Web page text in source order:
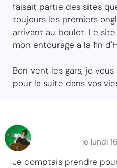
faisait partie des sites
toujours les premiers
arrivant au boulot. Le
mon entourage a la fin
Bon vent les gars, je
pour la suite dans vos
le lundi
Je comptais prendre